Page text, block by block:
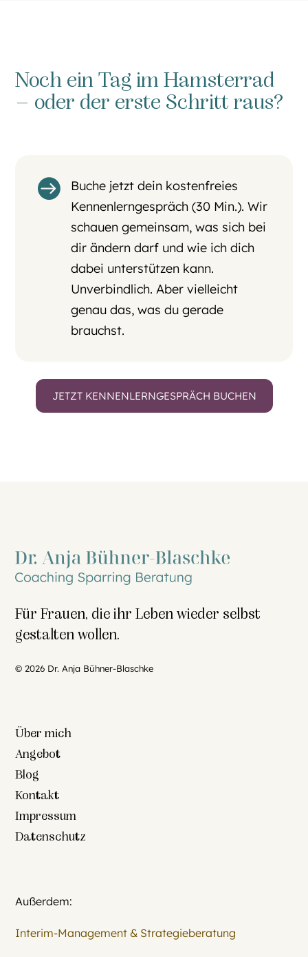
Noch ein Tag im Hamsterrad
– oder der erste Schritt raus?

Buche jetzt dein kostenfreies
Kennenlerngespräch (30 Min.). Wir
schauen gemeinsam, was sich bei
dir ändern darf und wie ich dich
dabei unterstützen kann.
Unverbindlich. Aber vielleicht
genau das, was du gerade
brauchst.
JETZT KENNENLERNGESPRÄCH BUCHEN
Für Frauen, die ihr Leben wieder selbst
gestalten wollen.
© 2026 Dr. Anja Bühner-Blaschke
Über mich
Angebot
Blog
Kontakt
Impressum
Datenschutz
Außerdem:
Interim-Management & Strategieberatung